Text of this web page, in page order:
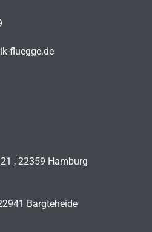
fluegge.de
, 22359 Hamburg
Bargteheide